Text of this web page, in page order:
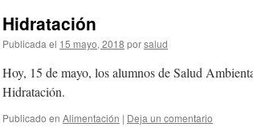
Hidratación
Publicada el 15 mayo, 2018 porsalud
Hoy, 15 de mayo, los alumnos de Salud
Hidratación.
Publicado en Alimentación | Deja un comentario